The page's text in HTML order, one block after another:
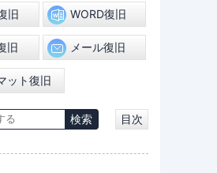
旧 WORD復旧
旧 メール復旧
ット復旧
目次